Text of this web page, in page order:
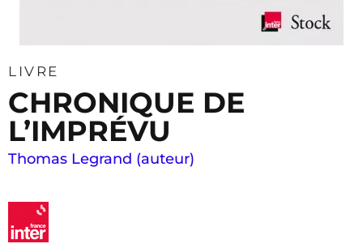
LIVRE
CHRONIQUE DE
L’IMPRÉVU
Thomas Legrand (auteur)